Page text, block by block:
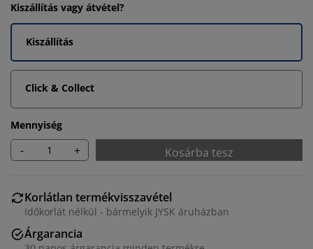
Kiszállítás vagy átvétel?
Kiszállítás
Click & Collect
Mennyiség
- + Kosárba tesz
Korlátlan termékvisszavétel
Időkorlát nélkül - bármelyik JYSK áruházban
Árgarancia